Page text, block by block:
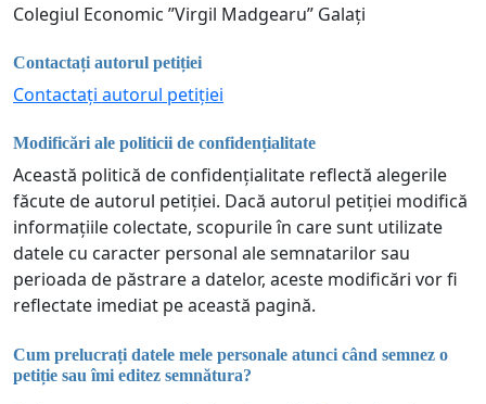
Colegiul Economic ”Virgil Madgearu” Galați
Contactați autorul petiției
Contactați autorul petiției
Modificări ale politicii de confidențialitate
Această politică de confidențialitate reflectă alegerile
făcute de autorul petiției. Dacă autorul petiției modifică
informațiile colectate, scopurile în care sunt utilizate
datele cu caracter personal ale semnatarilor sau
perioada de păstrare a datelor, aceste modificări vor fi
reflectate imediat pe această pagină.
Cum prelucrați datele mele personale atunci când semnez o
petiție sau îmi editez semnătura?